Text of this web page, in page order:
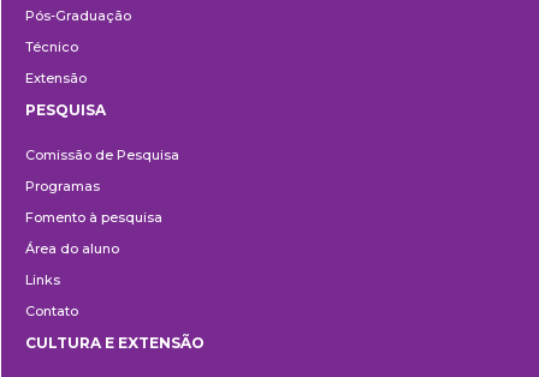
Pós-Graduação
Técnico
Extensão
PESQUISA
Comissão de Pesquisa
Programas
Fomento à pesquisa
Área do aluno
Links
Contato
CULTURA E EXTENSÃO